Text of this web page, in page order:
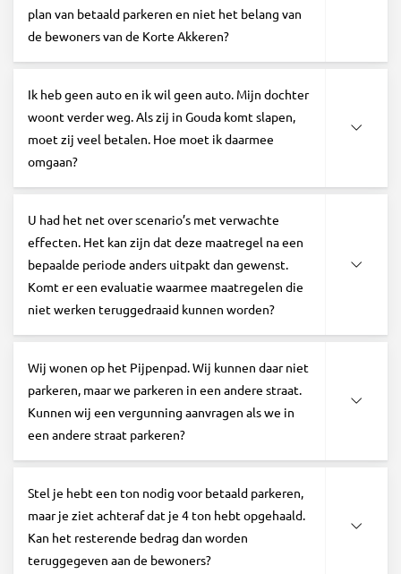
plan van betaald parkeren en niet het belang van
de bewoners van de Korte Akkeren?
Ik heb geen auto en ik wil geen auto. Mijn dochter
woont verder weg. Als zij in Gouda komt slapen,
moet zij veel betalen. Hoe moet ik daarmee
omgaan?
U had het net over scenario’s met verwachte
effecten. Het kan zijn dat deze maatregel na een
bepaalde periode anders uitpakt dan gewenst.
Komt er een evaluatie waarmee maatregelen die
niet werken teruggedraaid kunnen worden?
Wij wonen op het Pijpenpad. Wij kunnen daar niet
parkeren, maar we parkeren in een andere straat.
Kunnen wij een vergunning aanvragen als we in
een andere straat parkeren?
Stel je hebt een ton nodig voor betaald parkeren,
maar je ziet achteraf dat je 4 ton hebt opgehaald.
Kan het resterende bedrag dan worden
teruggegeven aan de bewoners?